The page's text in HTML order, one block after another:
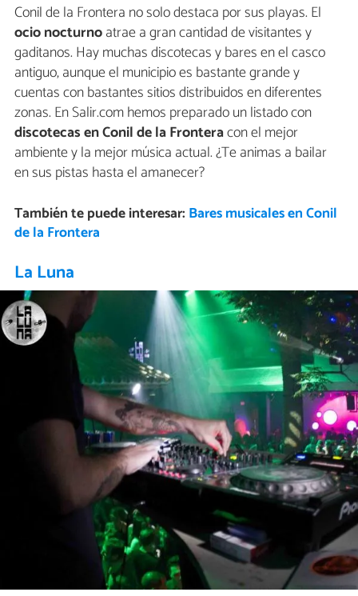
Conil de la Frontera no solo destaca por sus playas. El
ocio nocturnoatrae a gran cantidad de visitantes y
gaditanos. Hay muchas discotecas y bares en el casco
antiguo, aunque el municipio es bastante grande y
cuentas con bastantes sitios distribuidos en diferentes
zonas. En Salir.com hemos preparado un listado con
discotecas en Conil de la Fronteracon el mejor
ambiente y la mejor música actual. ¿Te animas a bailar
en sus pistas hasta el amanecer?
También te puede interesar: Bares musicales en Conil
de la Frontera
La Luna